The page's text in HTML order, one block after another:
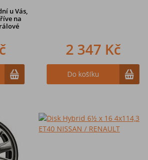
u Vás,
na
2 347 Kč
Do košíku